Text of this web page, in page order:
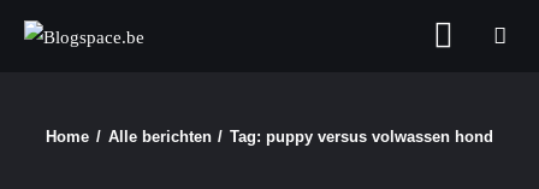
Home Alle berichten Tag: puppy versus volwassen hond